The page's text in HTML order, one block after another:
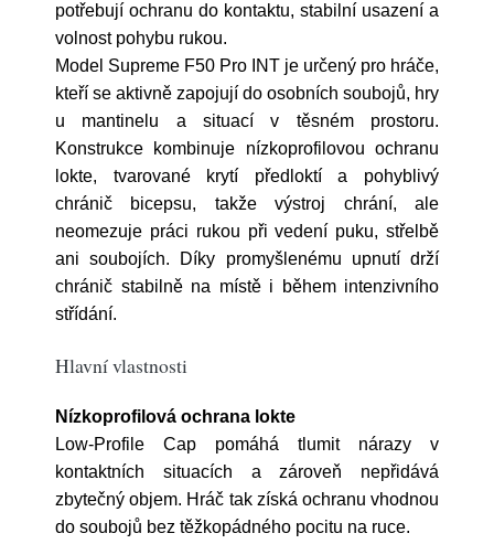
potřebují ochranu do kontaktu, stabilní usazení a
volnost pohybu rukou.
Model Supreme F50 Pro INT je určený pro hráče,
kteří se aktivně zapojují do osobních soubojů, hry
u mantinelu a situací v těsném prostoru.
Konstrukce kombinuje nízkoprofilovou ochranu
lokte, tvarované krytí předloktí a pohyblivý
chránič bicepsu, takže výstroj chrání, ale
neomezuje práci rukou při vedení puku, střelbě
ani soubojích. Díky promyšlenému upnutí drží
chránič stabilně na místě i během intenzivního
střídání.
Hlavní vlastnosti
Nízkoprofilová ochrana lokte
Low-Profile Cap pomáhá tlumit nárazy v
kontaktních situacích a zároveň nepřidává
zbytečný objem. Hráč tak získá ochranu vhodnou
do soubojů bez těžkopádného pocitu na ruce.